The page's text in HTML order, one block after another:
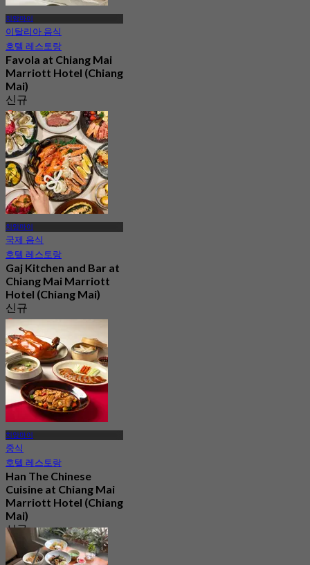
치앙마이
이탈리아 음식
호텔 레스토랑
Favola at Chiang Mai
Marriott Hotel (Chiang
Mai)
신규
4.2
에서฿ 1,590
치앙마이
국제 음식
호텔 레스토랑
Gaj Kitchen and Bar at
Chiang Mai Marriott
Hotel (Chiang Mai)
신규
4.6
에서฿ 890
치앙마이
중식
호텔 레스토랑
Han The Chinese
Cuisine at Chiang Mai
Marriott Hotel (Chiang
Mai)
신규
4.4
에서฿ 297.5